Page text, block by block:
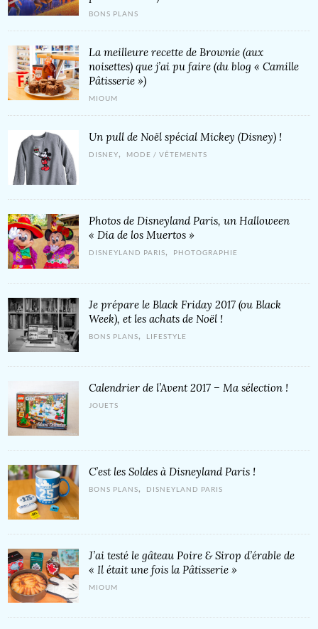
BONS PLANS
La meilleure recette de Brownie (aux
noisettes) que j’ai pu faire (du blog « Camille
Pâtisserie »)
MIOUM
Un pull de Noël spécial Mickey (Disney) !
DISNEY, MODE / VÊTEMENTS
Photos de Disneyland Paris, un Halloween
« Dia de los Muertos »
DISNEYLAND PARIS, PHOTOGRAPHIE
Je prépare le Black Friday 2017 (ou Black
Week), et les achats de Noël !
BONS PLANS, LIFESTYLE
Calendrier de l’Avent 2017 – Ma sélection !
JOUETS
C’est les Soldes à Disneyland Paris !
BONS PLANS, DISNEYLAND PARIS
J’ai testé le gâteau Poire & Sirop d’érable de
« Il était une fois la Pâtisserie »
MIOUM